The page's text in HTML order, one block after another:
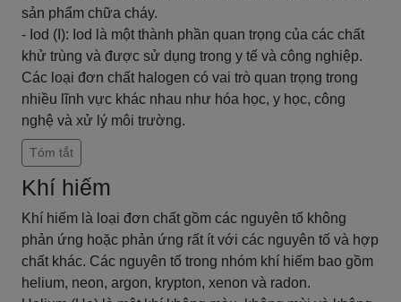
sản phẩm chữa cháy.
- Iod (I): Iod là một thành phần quan trọng của các chất
khử trùng và được sử dụng trong y tế và công nghiệp.
Các loại đơn chất halogen có vai trò quan trọng trong
nhiều lĩnh vực khác nhau như hóa học, y học, công
nghệ và xử lý môi trường.
Tóm tắt
Khí hiếm
Khí hiếm là loại đơn chất gồm các nguyên tố không
phản ứng hoặc phản ứng rất ít với các nguyên tố và hợp
chất khác. Các nguyên tố trong nhóm khí hiếm bao gồm
helium, neon, argon, krypton, xenon và radon.